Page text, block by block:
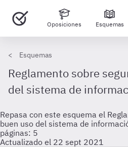
Oposiciones Esquemas
Esquemas
Reglamento sobre
del sistema de
Repasa con este esquema el
buen uso del sistema de
páginas: 5
Actualizado el 22 sept 2021